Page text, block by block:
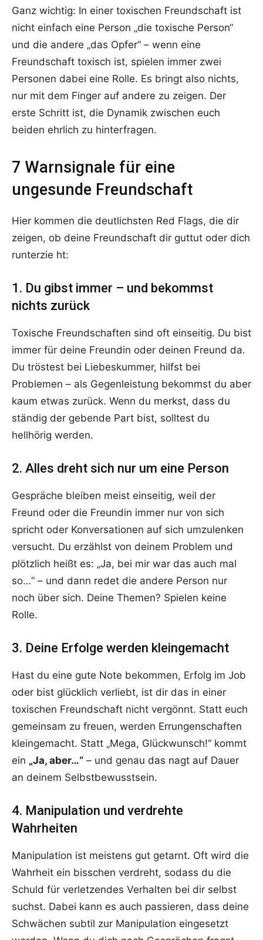
Ganz wichtig: In einer toxischen Freundschaft ist
nicht einfach eine Person „die toxische Person“
und die andere „das Opfer“ – wenn eine
Freundschaft toxisch ist, spielen immer zwei
Personen dabei eine Rolle. Es bringt also nichts,
nur mit dem Finger auf andere zu zeigen. Der
erste Schritt ist, die Dynamik zwischen euch
beiden ehrlich zu hinterfragen.
7 Warnsignale für eine
ungesunde Freundschaft
Hier kommen die deutlichsten Red Flags, die dir
zeigen, ob deine Freundschaft dir guttut oder dich
runterzie ht:
1. Du gibst immer – und bekommst
nichts zurück
Toxische Freundschaften sind oft einseitig. Du bist
immer für deine Freundin oder deinen Freund da.
Du tröstest bei Liebeskummer, hilfst bei
Problemen – als Gegenleistung bekommst du aber
kaum etwas zurück. Wenn du merkst, dass du
ständig der gebende Part bist, solltest du
hellhörig werden.
2. Alles dreht sich nur um eine Person
Gespräche bleiben meist einseitig, weil der
Freund oder die Freundin immer nur von sich
spricht oder Konversationen auf sich umzulenken
versucht. Du erzählst von deinem Problem und
plötzlich heißt es: „Ja, bei mir war das auch mal
so…“ – und dann redet die andere Person nur
noch über sich. Deine Themen? Spielen keine
Rolle.
3. Deine Erfolge werden kleingemacht
Hast du eine gute Note bekommen, Erfolg im Job
oder bist glücklich verliebt, ist dir das in einer
toxischen Freundschaft nicht vergönnt. Statt euch
gemeinsam zu freuen, werden Errungenschaften
kleingemacht. Statt „Mega, Glückwunsch!“ kommt
ein „Ja, aber…“ – und genau das nagt auf Dauer
an deinem Selbstbewusstsein.
4. Manipulation und verdrehte
Wahrheiten
Manipulation ist meistens gut getarnt. Oft wird die
Wahrheit ein bisschen verdreht, sodass du die
Schuld für verletzendes Verhalten bei dir selbst
suchst. Dabei kann es auch passieren, dass deine
Schwächen subtil zur Manipulation eingesetzt